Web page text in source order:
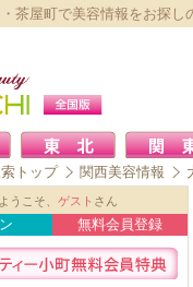
茶屋町で美容情報をお探し
トップ 関西美容情報
ようこそ、 ゲスト さん
無料会員登録